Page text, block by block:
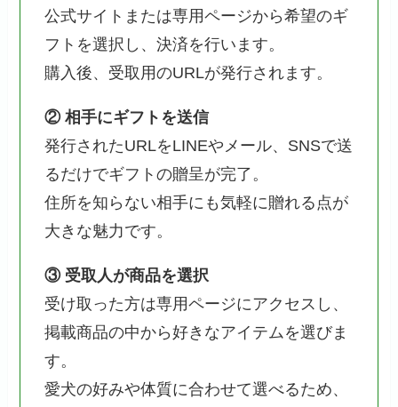
公式サイトまたは専用ページから希望のギ
フトを選択し、決済を行います。
購入後、受取用のURLが発行されます。
② 相手にギフトを送信
発行されたURLをLINEやメール、SNSで送
るだけでギフトの贈呈が完了。
住所を知らない相手にも気軽に贈れる点が
大きな魅力です。
③ 受取人が商品を選択
受け取った方は専用ページにアクセスし、
掲載商品の中から好きなアイテムを選びま
す。
愛犬の好みや体質に合わせて選べるため、